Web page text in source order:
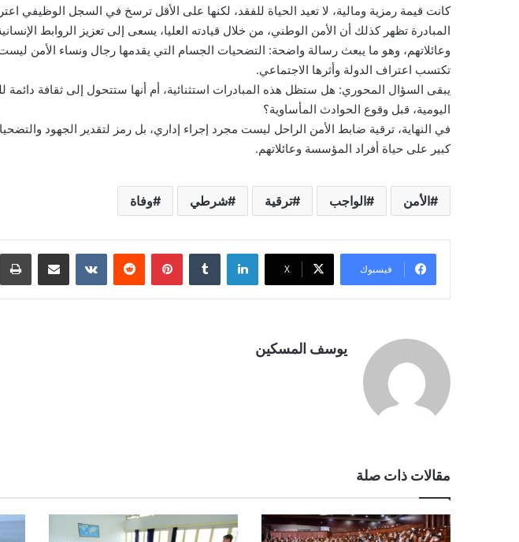
كانت قيمة رمزية ومالية، لا تعيد الحياة للفقد، لكنها على الأقل ترسخ في السجل الوظيفي
المبادرة تظهر كذلك أن الأمن الوطني، من خلال قيادته العليا، يسعى إلى تعزيز الروابط
وعائلاتهم، وهو ما يبعث رسالة واضحة: التضحيات الجسام التي يقدمها رجال ونساء الأمن
تكتسب اعتراف الدولة وأثرها الاجتماعي.
يبقى السؤال المحوري: هل ستظل هذه المبادرات استثنائية، أم أنها ستتحول إلى ثقافة دائمة
اليومية، قبل وقوع الحوادث المأساوية؟
في النهاية، ترقية ضابط الأمن الراحل ليست مجرد إجراء إداري، بل رمز لتقدير الجهود
كبير على حياة أفراد المؤسسة وعائلاتهم.
الأمن الواجب ترقية شرطي وفاة
فيسبوك ‫X
لينكدإن بينتيريست مشاركة عبر البريد
يوسف المسكين
مقالات ذات صلة